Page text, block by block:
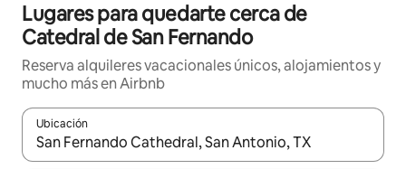
Lugares para quedarte cerca de
Catedral de San Fernando
Reserva alquileres vacacionales únicos, alojamientos y
mucho más en Airbnb
Ubicación
Cuando los resultados estén disponibles, navega con las